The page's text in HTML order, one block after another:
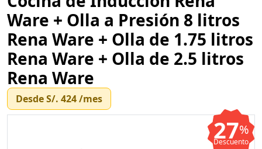
Ware + Olla a Presión 8 litros
Rena Ware + Olla de 1.75 litros
Rena Ware + Olla de 2.5 litros
Rena Ware
DesdeS/. 424/mes
27%
Descuento